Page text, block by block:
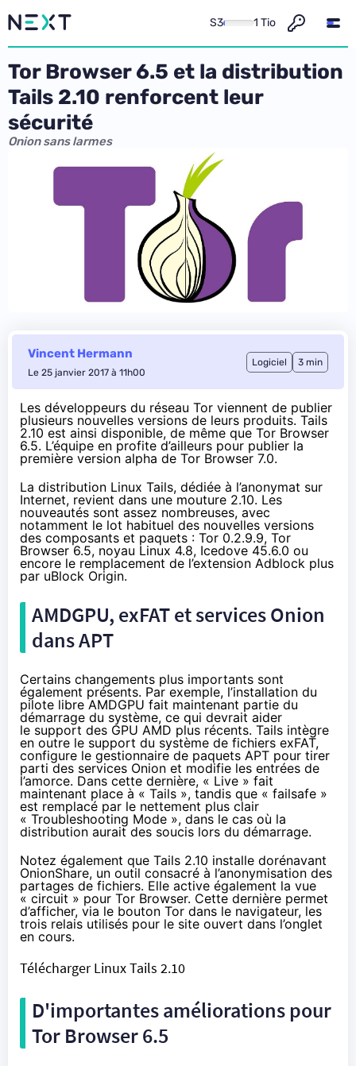
S3 1 Tio
Tor Browser 6.5 et la distribution
Tails 2.10 renforcent leur
sécurité
Onion sans larmes
Vincent Hermann
Le 25 janvier 2017 à 11h00
Logiciel 3 min
Les développeurs du réseau Tor viennent de publier
plusieurs nouvelles versions de leurs produits. Tails
2.10 est ainsi disponible, de même que Tor Browser
6.5. L’équipe en profite d’ailleurs pour publier la
première version alpha de Tor Browser 7.0.
La distribution Linux Tails, dédiée à l’anonymat sur
Internet, revient dans une mouture 2.10. Les
nouveautés sont assez nombreuses, avec
notamment le lot habituel des nouvelles versions
des composants et paquets : Tor 0.2.9.9, Tor
Browser 6.5, noyau Linux 4.8, Icedove 45.6.0 ou
encore le remplacement de l’extension Adblock plus
par uBlock Origin.
AMDGPU, exFAT et services Onion
dans APT
Certains changements plus importants sont
également présents. Par exemple, l’installation du
pilote libre AMDGPU fait maintenant partie du
démarrage du système, ce qui devrait aider
le support des GPU AMD plus récents. Tails intègre
en outre le support du système de fichiers exFAT,
configure le gestionnaire de paquets APT pour tirer
parti des services Onion et modifie les entrées de
l’amorce. Dans cette dernière, « Live » fait
maintenant place à « Tails », tandis que « failsafe »
est remplacé par le nettement plus clair
« Troubleshooting Mode », dans le cas où la
distribution aurait des soucis lors du démarrage.
Notez également que Tails 2.10 installe dorénavant
OnionShare, un outil consacré à l’anonymisation des
partages de fichiers. Elle active également la vue
« circuit » pour Tor Browser. Cette dernière permet
d’afficher, via le bouton Tor dans le navigateur, les
trois relais utilisés pour le site ouvert dans l’onglet
en cours.
Télécharger Linux Tails 2.10
D'importantes améliorations pour
Tor Browser 6.5